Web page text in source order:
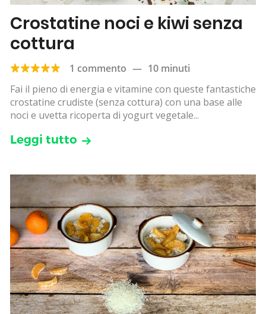
Crostatine noci e kiwi senza
cottura
1 commento — 10 minuti
Fai il pieno di energia e vitamine con queste fantastiche
crostatine crudiste (senza cottura) con una base alle
noci e uvetta ricoperta di yogurt vegetale...
Leggi tutto